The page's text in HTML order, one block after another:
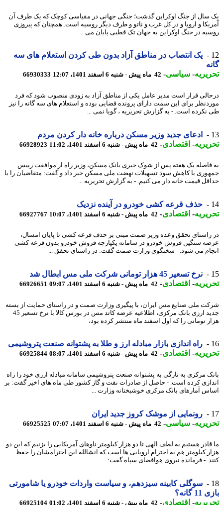
از جنگ اوکراین گذشت؛ جنگی جهانی در مقیاسی کوچک که یک طرف آن
و اروپا و در کل غرب و ناتو و طرف دیگر روسیه است. همچنان که پیروزی
در جنگ اوکراین به جهان تک قطبی پایان می ...
یک انتصاب در مناطق آزاد بدون طی کردن استعلام های سه
- سیاسی-42 ماه پیش - شنبه 6 اسفند 1401، 12:07 66930333
قرار است مدیر عامل یکی از مناطق آزاد به زودی منصوب شود که فرد
برای این سمت دارای پرونده قضایی بوده و استعلام های سه گانه را نیز
است. - به گزارش تحریریه ، گویا نمی ...
ادعای جدید وزیر مسکن درباره خانه دار کردن مردم
- اقتصادی-42 ماه پیش - شنبه 6 اسفند 1401، 11:02 66928923
یک هفته پس از شوک خبری بانک مسکن، وزیر راه از موافقت رییس
با کاهش سود تسهیلات نهضت ملی مسکن خبر داد و گفت: متقاضیان را با
قیمت خانه دار می کنیم. - به گزارش تحریریه ...
حذف قرعه کشی خودرو در آینده نزدیک
- اقتصادی-42 ماه پیش - شنبه 6 اسفند 1401، 10:07 66927767
تحقق وعده وزیر صمت مبنی بر حذف قرعه کشی تا پایان امسال،
سنگین فروش خودرو در سامانه یکپارچه فروش خودرو بدون قرعه کشی
می شود. - سخنگوی وزارت صمت گفت: در راستای تحقق ...
نرخ تسعیر 45 هزار تومانی شرکت ملی مس ابطال شد
- اقتصادی-42 ماه پیش - شنبه 6 اسفند 1401، 09:07 66926651
ملی صنایع مس ایران، با پیگیری وزارت صمت و در راستای حمایت از بسته
جدید ارزی بانک مرکزی، اطلاعیه عرضه کاتد مس در بورس کالا با نرخ تسعیر 45
تومانی را که اول اسفند ماه منتشر کرده بود،
راه اندازی بازار مبادله ارز و طلا به پشتوانه صنعت پتروشیمی
- اقتصادی-42 ماه پیش - شنبه 6 اسفند 1401، 08:07 66925844
مرکزی به تازگی به پشتوانه صنعت پتروشیمی سامانه مبادله ارزی خود را راه
کرده است. - حاصل از صادرات نفت و گاز کشور طی ماه های اخیر گفت: بر
آمارهای بانک مرکزی خوشبختانه وزارت ...
رونمایی از موشک کروز جدید ایران
- سیاسی-42 ماه پیش - شنبه 6 اسفند 1401، 07:07 66925525
هستیم به لطف الهی تا دو هزار کیلومتر ناوهای آمریکایی را بزنیم که این دو
کیلومتر هم به احترام اروپایی ها است که انشالله این احترامشان را حفظ
- فرمانده نیروی هوافضای سپاه گفت:
سوگلی کابینه سیزدهم، و سیاست واردات خودرو یا شامورتی
گانه؟
- اقتصادی-42 ماه پیش - شنبه 6 اسفند 1401، 01:02 66925104